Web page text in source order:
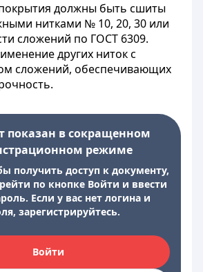
должны быть сшиты
нитками № 10, 20, 30 или
сложений по ГОСТ 6309.
других ниток с
сложений, обеспечивающих
показан в сокращенном
режиме
получить доступ к документу,
по кнопке Войти и ввести
Если у вас нет логина и
зарегистрируйтесь.
Войти